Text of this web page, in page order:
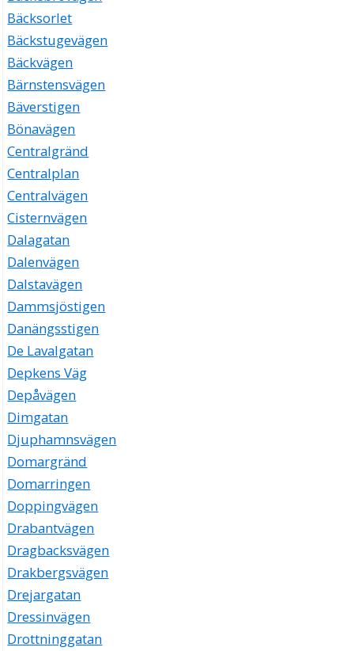
Bäcksorlet
Bäckstugevägen
Bäckvägen
Bärnstensvägen
Bäverstigen
Bönavägen
Centralgränd
Centralplan
Centralvägen
Cisternvägen
Dalagatan
Dalenvägen
Dalstavägen
Dammsjöstigen
Danängsstigen
De Lavalgatan
Depkens Väg
Depåvägen
Dimgatan
Djuphamnsvägen
Domargränd
Domarringen
Doppingvägen
Drabantvägen
Dragbacksvägen
Drakbergsvägen
Drejargatan
Dressinvägen
Drottninggatan